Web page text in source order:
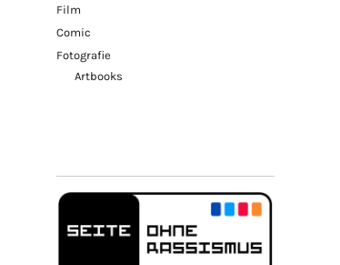
Film
Comic
Fotografie
Artbooks